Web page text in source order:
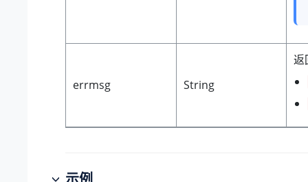
errmsg String
返